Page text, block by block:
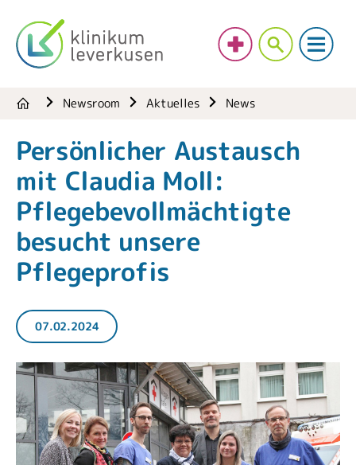
Newsroom Aktuelles News
Persönlicher Austausch
mit Claudia Moll:
Pflegebevollmächtigte
besucht unsere
Pflegeprofis
07.02.2024